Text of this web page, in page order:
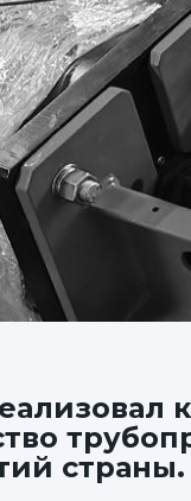
страны.